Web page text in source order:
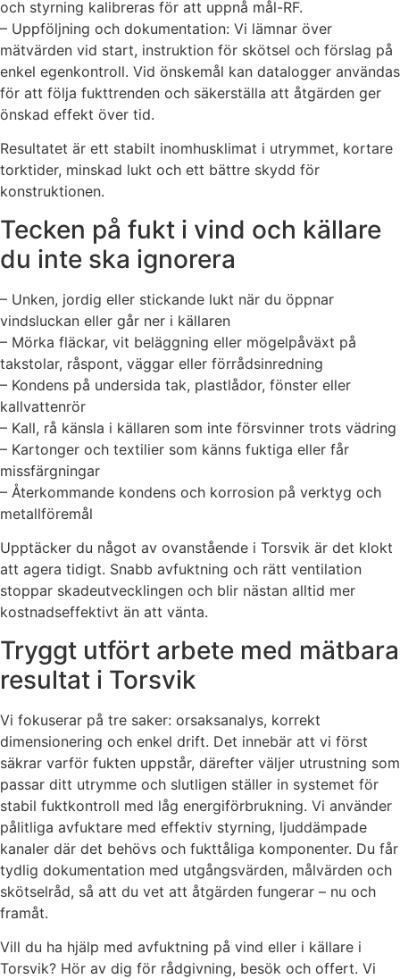
och styrning kalibreras för att uppnå mål-RF.
– Uppföljning och dokumentation: Vi lämnar över
mätvärden vid start, instruktion för skötsel och förslag på
enkel egenkontroll. Vid önskemål kan datalogger användas
för att följa fukttrenden och säkerställa att åtgärden ger
önskad effekt över tid.
Resultatet är ett stabilt inomhusklimat i utrymmet, kortare
torktider, minskad lukt och ett bättre skydd för
konstruktionen.
Tecken på fukt i vind och källare
du inte ska ignorera
– Unken, jordig eller stickande lukt när du öppnar
vindsluckan eller går ner i källaren
– Mörka fläckar, vit beläggning eller mögelpåväxt på
takstolar, råspont, väggar eller förrådsinredning
– Kondens på undersida tak, plastlådor, fönster eller
kallvattenrör
– Kall, rå känsla i källaren som inte försvinner trots vädring
– Kartonger och textilier som känns fuktiga eller får
missfärgningar
– Återkommande kondens och korrosion på verktyg och
metallföremål
Upptäcker du något av ovanstående i Torsvik är det klokt
att agera tidigt. Snabb avfuktning och rätt ventilation
stoppar skadeutvecklingen och blir nästan alltid mer
kostnadseffektivt än att vänta.
Tryggt utfört arbete med mätbara
resultat i Torsvik
Vi fokuserar på tre saker: orsaksanalys, korrekt
dimensionering och enkel drift. Det innebär att vi först
säkrar varför fukten uppstår, därefter väljer utrustning som
passar ditt utrymme och slutligen ställer in systemet för
stabil fuktkontroll med låg energiförbrukning. Vi använder
pålitliga avfuktare med effektiv styrning, ljuddämpade
kanaler där det behövs och fukttåliga komponenter. Du får
tydlig dokumentation med utgångsvärden, målvärden och
skötselråd, så att du vet att åtgärden fungerar – nu och
framåt.
Vill du ha hjälp med avfuktning på vind eller i källare i
Torsvik? Hör av dig för rådgivning, besök och offert. Vi